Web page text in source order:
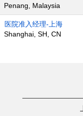
Penang, Malaysia
医院准入经理-上海
Shanghai, SH, CN